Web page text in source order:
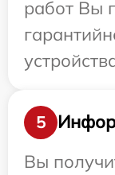
работ Вы
5
Вы